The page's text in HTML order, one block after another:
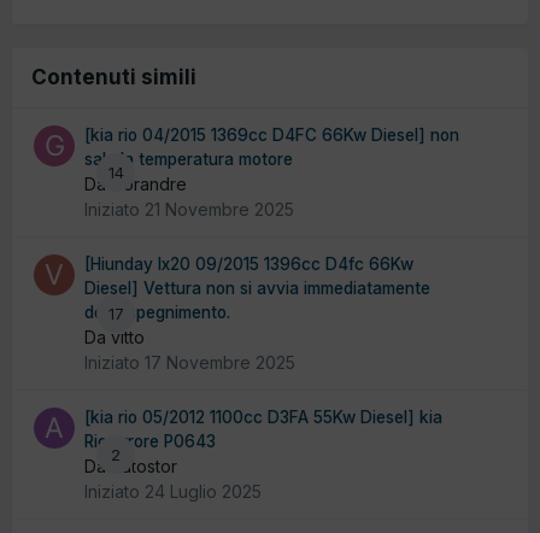
Contenuti simili
14
[kia rio 04/2015 1369cc D4FC 66Kw Diesel] non
sale la temperatura motore
Da Gorandre
Iniziato 21 Novembre 2025
17
[Hiunday Ix20 09/2015 1396cc D4fc 66Kw
Diesel] Vettura non si avvia immediatamente
dopo spegnimento.
Da vitto
Iniziato 17 Novembre 2025
2
[kia rio 05/2012 1100cc D3FA 55Kw Diesel] kia
Rio errore P0643
Da Autostor
Iniziato 24 Luglio 2025